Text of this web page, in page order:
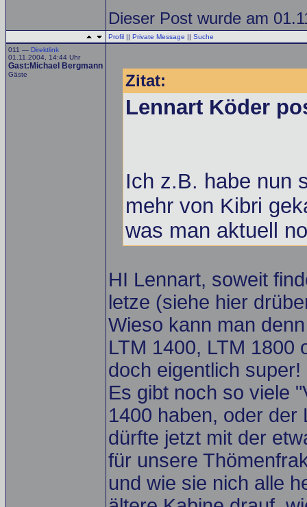
Dieser Post wurde am
Profil || Private Message || Suche
011 — Direktlink
01.11.2004, 14:44 Uhr
Gast:Michael Bergmann
Gäste Zitat:
Lennart Köder
Ich z.B. habe nun
mehr von Kibri
was man aktuell
HI Lennart, soweit
letze (siehe hier
Wieso kann man
LTM 1400, LTM 1800
doch eigentlich super!
Es gibt noch so viele
1400 haben, oder der
dürfte jetzt mit der
für unsere
und wie sie nich alle